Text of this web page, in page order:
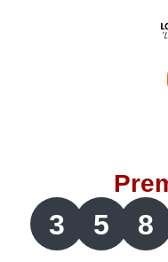
Lotería de
Lotería de
Lotería de
Lotería del
3 5 8